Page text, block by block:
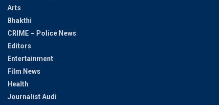
Arts
Bhakthi
CRIME – Police News
Editors
Entertainment
Film News
Health
Journalist Audi